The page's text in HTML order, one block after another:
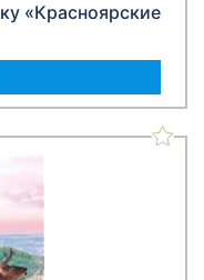
«Красноярские